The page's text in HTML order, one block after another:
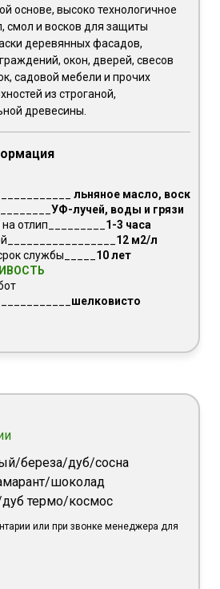
основе, высоко технологичное
смол и восков для защиты
деревянных фасадов,
окон, дверей, свесов
садовой мебели и прочих
из строганой,
древесины.
льняное масло, воск
УФ-лучей, воды и грязи
отлип_________ 1-3 часа
12 м2/л
службы_____ 10 лет
шелковисто
береза/дуб/сосна
шоколад
термо/космос
или при звонке менеджера для